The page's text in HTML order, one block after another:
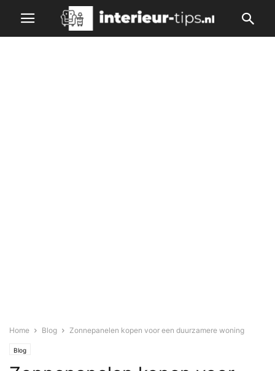
Home Blog Zonnepanelen kopen voor een duurzamere woning
Blog